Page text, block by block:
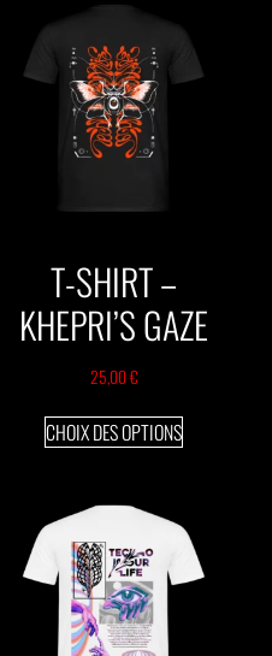
T-SHIRT –
KHEPRI’S GAZE
25,00€
CHOIX DES OPTIONS